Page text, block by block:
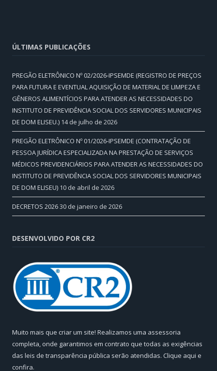
ÚLTIMAS PUBLICAÇÕES
PREGÃO ELETRÔNICO Nº 02/2026-IPSEMDE (REGISTRO DE PREÇOS
PARA FUTURA E EVENTUAL AQUISIÇÃO DE MATERIAL DE LIMPEZA E
GÊNEROS ALIMENTÍCIOS PARA ATENDER AS NECESSIDADES DO
INSTITUTO DE PREVIDÊNCIA SOCIAL DOS SERVIDORES MUNICIPAIS
DE DOM ELISEU.) 14 de julho de 2026
PREGÃO ELETRÔNICO Nº 01/2026-IPSEMDE (CONTRATAÇÃO DE
PESSOA JURÍDICA ESPECIALIZADA NA PRESTAÇÃO DE SERVIÇOS
MÉDICOS PREVIDENCIÁRIOS PARA ATENDER AS NECESSIDADES DO
INSTITUTO DE PREVIDÊNCIA SOCIAL DOS SERVIDORES MUNICIPAIS
DE DOM ELISEU) 10 de abril de 2026
DECRETOS 202630 de janeiro de 2026
DESENVOLVIDO POR CR2
Muito mais que criar um site! Realizamos uma assessoria
completa, onde garantimos em contrato que todas as exigências
das leis de transparência pública serão atendidas. Clique aqui e
confira.